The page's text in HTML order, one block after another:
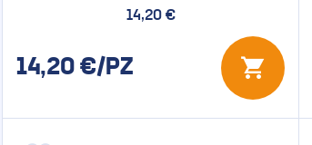
14,20 €
14,20 €/PZ